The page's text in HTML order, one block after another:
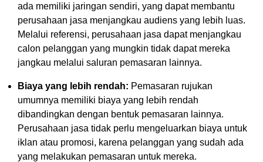
ada memiliki jaringan sendiri, yang dapat membantu
perusahaan jasa menjangkau audiens yang lebih luas.
Melalui referensi, perusahaan jasa dapat menjangkau
calon pelanggan yang mungkin tidak dapat mereka
jangkau melalui saluran pemasaran lainnya.
Biaya yang lebih rendah: Pemasaran rujukan
umumnya memiliki biaya yang lebih rendah
dibandingkan dengan bentuk pemasaran lainnya.
Perusahaan jasa tidak perlu mengeluarkan biaya untuk
iklan atau promosi, karena pelanggan yang sudah ada
yang melakukan pemasaran untuk mereka.